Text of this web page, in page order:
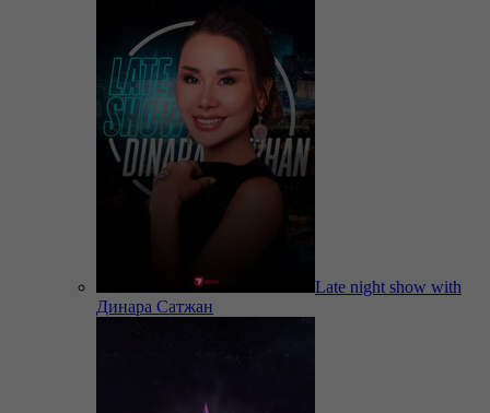
Late night show with
Динара Сатжан